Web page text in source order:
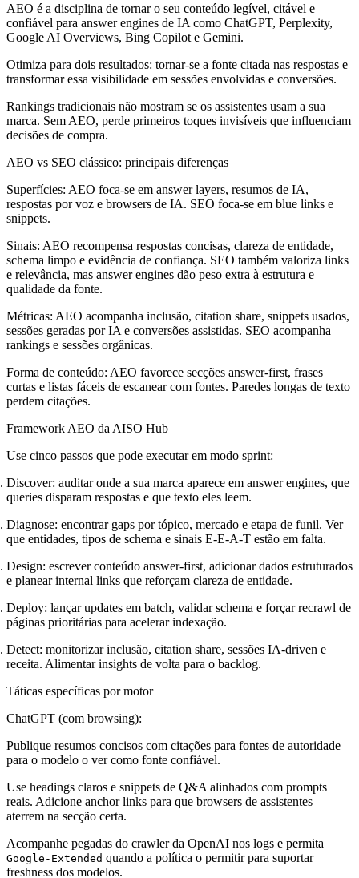
AEO é a disciplina de tornar o seu conteúdo legível, citável e
confiável para answer engines de IA como ChatGPT, Perplexity,
Google AI Overviews, Bing Copilot e Gemini.
Otimiza para dois resultados: tornar-se a fonte citada nas respostas e
transformar essa visibilidade em sessões envolvidas e conversões.
Rankings tradicionais não mostram se os assistentes usam a sua
marca. Sem AEO, perde primeiros toques invisíveis que influenciam
decisões de compra.
AEO vs SEO clássico: principais diferenças
Superfícies: AEO foca-se em answer layers, resumos de IA,
respostas por voz e browsers de IA. SEO foca-se em blue links e
snippets.
Sinais: AEO recompensa respostas concisas, clareza de entidade,
schema limpo e evidência de confiança. SEO também valoriza links
e relevância, mas answer engines dão peso extra à estrutura e
qualidade da fonte.
Métricas: AEO acompanha inclusão, citation share, snippets usados,
sessões geradas por IA e conversões assistidas. SEO acompanha
rankings e sessões orgânicas.
Forma de conteúdo: AEO favorece secções answer-first, frases
curtas e listas fáceis de escanear com fontes. Paredes longas de texto
perdem citações.
Framework AEO da AISO Hub
Use cinco passos que pode executar em modo sprint:
Discover: auditar onde a sua marca aparece em answer engines, que
queries disparam respostas e que texto eles leem.
Diagnose: encontrar gaps por tópico, mercado e etapa de funil. Ver
que entidades, tipos de schema e sinais E-E-A-T estão em falta.
Design: escrever conteúdo answer-first, adicionar dados estruturados
e planear internal links que reforçam clareza de entidade.
Deploy: lançar updates em batch, validar schema e forçar recrawl de
páginas prioritárias para acelerar indexação.
Detect: monitorizar inclusão, citation share, sessões IA-driven e
receita. Alimentar insights de volta para o backlog.
Táticas específicas por motor
ChatGPT (com browsing):
Publique resumos concisos com citações para fontes de autoridade
para o modelo o ver como fonte confiável.
Use headings claros e snippets de Q&A alinhados com prompts
reais. Adicione anchor links para que browsers de assistentes
aterrem na secção certa.
Acompanhe pegadas do crawler da OpenAI nos logs e permita
Google-Extended quando a política o permitir para suportar
freshness dos modelos.